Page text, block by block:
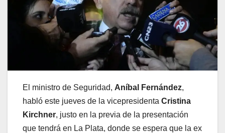
El ministro de Seguridad, Aníbal Fernández,
habló este jueves de la vicepresidenta Cristina
Kirchner, justo en la previa de la presentación
que tendrá en La Plata, donde se espera que la ex